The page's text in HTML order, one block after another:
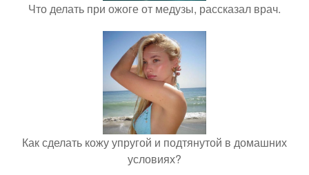
Что делать при ожоге от медузы, рассказал врач.
Как сделать кожу упругой и подтянутой в домашних
условиях?